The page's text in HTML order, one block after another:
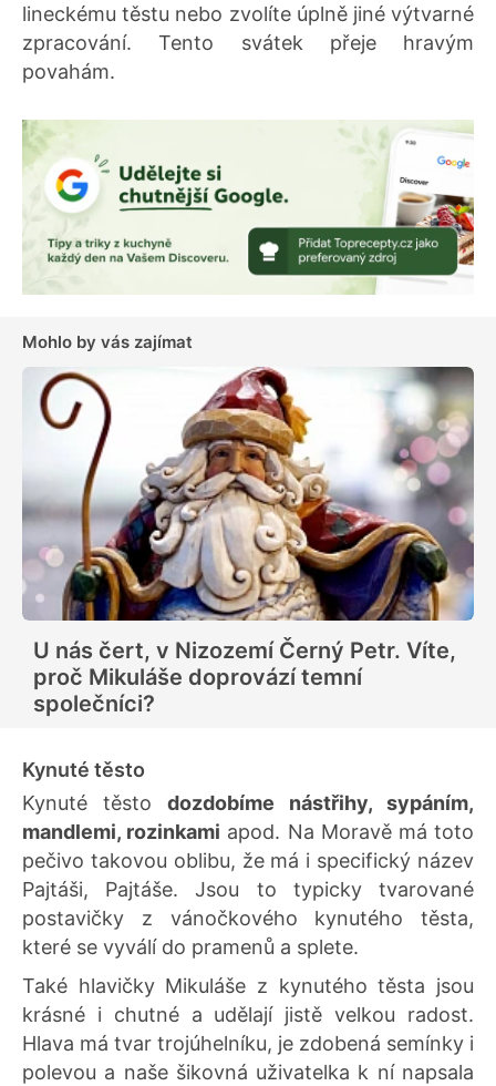
lineckému těstu nebo zvolíte úplně jiné výtvarné
zpracování. Tento svátek přeje hravým
povahám.
Mohlo by vás zajímat
U nás čert, v Nizozemí Černý Petr. Víte,
proč Mikuláše doprovází temní
společníci?
Kynuté těsto
Kynuté těsto dozdobíme nástřihy, sypáním,
mandlemi, rozinkami apod. Na Moravě má toto
pečivo takovou oblibu, že má i specifický název
Pajtáši, Pajtáše. Jsou to typicky tvarované
postavičky z vánočkového kynutého těsta,
které se vyválí do pramenů a splete.
Také hlavičky Mikuláše z kynutého těsta jsou
krásné i chutné a udělají jistě velkou radost.
Hlava má tvar trojúhelníku, je zdobená semínky i
polevou a naše šikovná uživatelka k ní napsala